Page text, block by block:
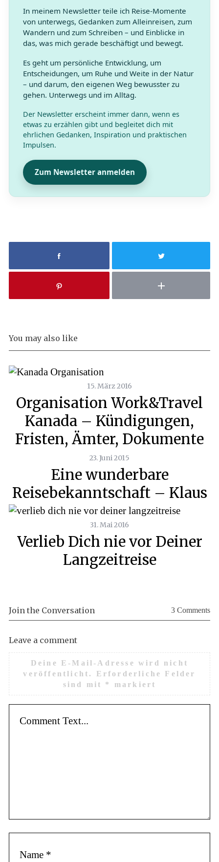
In meinem Newsletter teile ich Reise-Momente
von unterwegs, Gedanken zum Alleinreisen, zum
Wandern und zum Schreiben – und Einblicke in
das, was mich gerade beschäftigt und bewegt.
Es geht um persönliche Entwicklung, um
Entscheidungen, um Ruhe und Weite in der Natur
– und darum, den eigenen Weg bewusster zu
gehen. Unterwegs und im Alltag.
Der Newsletter erscheint immer dann, wenn es
etwas zu erzählen gibt und begleitet dich mit
ehrlichen Gedanken, Inspiration und praktischen
Impulsen.
Zum Newsletter anmelden
You may also like
15. März 2016
Organisation Work&Travel
Kanada – Kündigungen,
Fristen, Ämter, Dokumente
23. Juni 2015
Eine wunderbare
Reisebekanntschaft – Klaus
31. Mai 2016
Verlieb Dich nie vor Deiner
Langzeitreise
Join the Conversation 3 Comments
Leave a comment
Deine E-Mail-Adresse wird nicht
veröffentlicht.
Erforderliche Felder
sind mit * markiert